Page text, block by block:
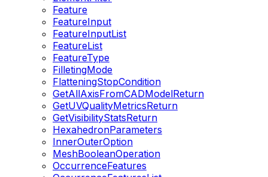
Feature
FeatureInput
FeatureInputList
FeatureList
FeatureType
FilletingMode
FlatteningStopCondition
GetAllAxisFromCADModelReturn
GetUVQualityMetricsReturn
GetVisibilityStatsReturn
HexahedronParameters
InnerOuterOption
MeshBooleanOperation
OccurrenceFeatures